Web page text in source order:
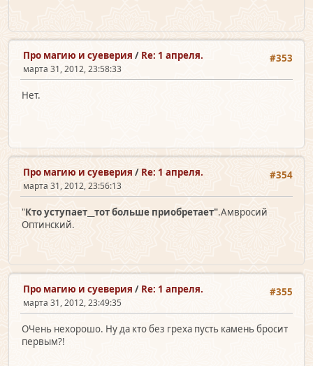
#353
Про магию и суеверия / Re: 1 апреля.
марта 31, 2012, 23:58:33
Нет.
#354
Про магию и суеверия / Re: 1 апреля.
марта 31, 2012, 23:56:13
"Кто уступает__тот больше приобретает".Амвросий
Оптинский.
#355
Про магию и суеверия / Re: 1 апреля.
марта 31, 2012, 23:49:35
ОЧень нехорошо. Ну да кто без греха пусть камень бросит
первым?!